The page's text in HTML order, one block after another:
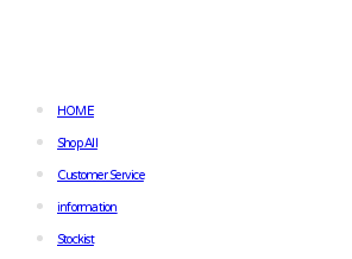
HOME
Shop All
Customer Service
information
Stockist